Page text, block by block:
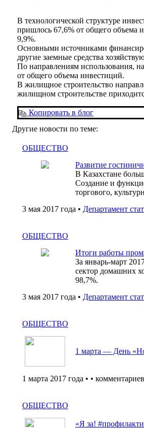
В технологической структуре
пришлось 67,6% от общего объема
9,9%.
Основными источниками
другие заемные средства
По направлениям использования,
от общего объема инвестиций.
В жилищное строительство
жилищном строительстве
Копировать в блог
Другие новости по теме:
ОБЩЕСТВО
Развитие
В Казахстане
Создание и
торгового,
3 мая 2017 года • Департамент
ОБЩЕСТВО
Итоги работы
За январь-март
сектор домашних
98,7%.
3 мая 2017 года • Департамент
ОБЩЕСТВО
1 марта — День
1 марта 2017 года • •
ОБЩЕСТВО
«Я за!